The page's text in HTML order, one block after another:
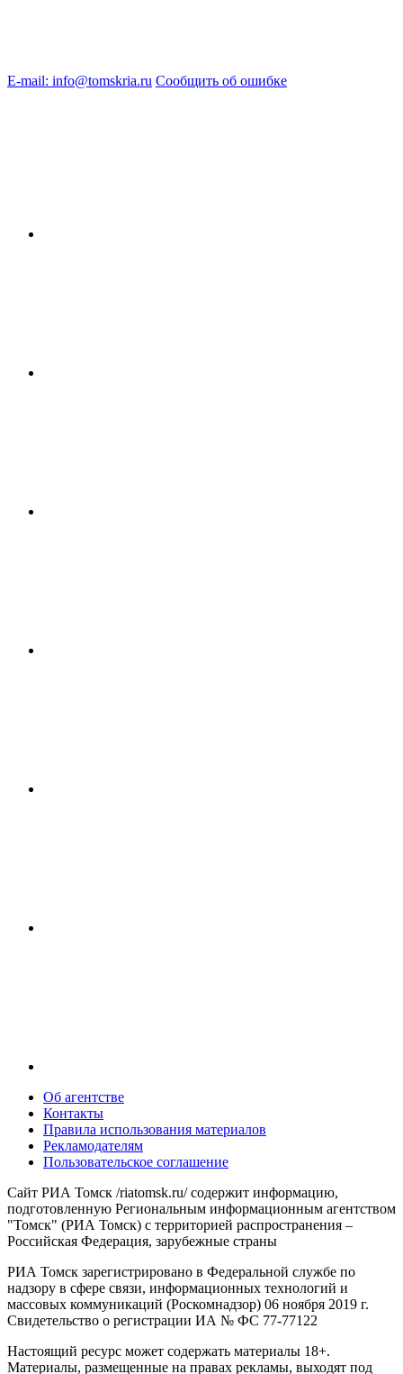
E-mail: info@tomskria.ru Сообщить об ошибке
Об агентстве
Контакты
Правила использования материалов
Рекламодателям
Пользовательское соглашение
Сайт РИА Томск /riatomsk.ru/ содержит информацию,
подготовленную Региональным информационным агентством
"Томск" (РИА Томск) с территорией распространения –
Российская Федерация, зарубежные страны
РИА Томск зарегистрировано в Федеральной службе по
надзору в сфере связи, информационных технологий и
массовых коммуникаций (Роскомнадзор) 06 ноября 2019 г.
Свидетельство о регистрации ИА № ФС 77-77122
Настоящий ресурс может содержать материалы 18+.
Материалы, размещенные на правах рекламы, выходят под